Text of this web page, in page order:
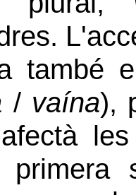
també
/ vaína),